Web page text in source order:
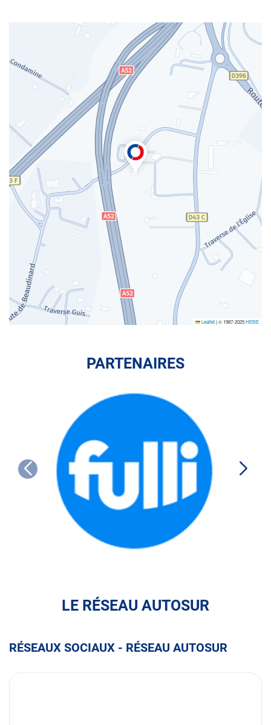
d'ouverture
centre
AUTOSUR
AUBAGNE
Leaflet|© 1987-2025HERE
PARTENAIRES
LE RÉSEAU AUTOSUR
RÉSEAUX SOCIAUX - RÉSEAU AUTOSUR